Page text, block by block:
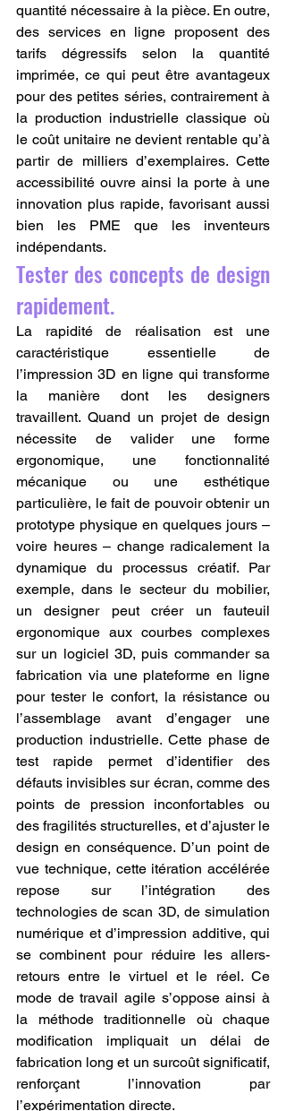
quantité nécessaire à la pièce. En outre,
des services en ligne proposent des
tarifs dégressifs selon la quantité
imprimée, ce qui peut être avantageux
pour des petites séries, contrairement à
la production industrielle classique où
le coût unitaire ne devient rentable qu’à
partir de milliers d’exemplaires. Cette
accessibilité ouvre ainsi la porte à une
innovation plus rapide, favorisant aussi
bien les PME que les inventeurs
indépendants.
Tester des concepts de design
rapidement.
La rapidité de réalisation est une
caractéristique essentielle de
l’impression 3D en ligne qui transforme
la manière dont les designers
travaillent. Quand un projet de design
nécessite de valider une forme
ergonomique, une fonctionnalité
mécanique ou une esthétique
particulière, le fait de pouvoir obtenir un
prototype physique en quelques jours –
voire heures – change radicalement la
dynamique du processus créatif. Par
exemple, dans le secteur du mobilier,
un designer peut créer un fauteuil
ergonomique aux courbes complexes
sur un logiciel 3D, puis commander sa
fabrication via une plateforme en ligne
pour tester le confort, la résistance ou
l’assemblage avant d’engager une
production industrielle. Cette phase de
test rapide permet d’identifier des
défauts invisibles sur écran, comme des
points de pression inconfortables ou
des fragilités structurelles, et d’ajuster le
design en conséquence. D’un point de
vue technique, cette itération accélérée
repose sur l’intégration des
technologies de scan 3D, de simulation
numérique et d’impression additive, qui
se combinent pour réduire les allers-
retours entre le virtuel et le réel. Ce
mode de travail agile s’oppose ainsi à
la méthode traditionnelle où chaque
modification impliquait un délai de
fabrication long et un surcoût significatif,
renforçant l’innovation par
l’expérimentation directe.